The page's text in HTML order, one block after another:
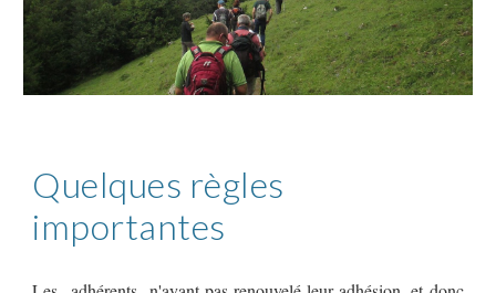
Quelques règles
importantes